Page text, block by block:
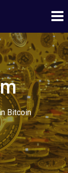
Bitcoin